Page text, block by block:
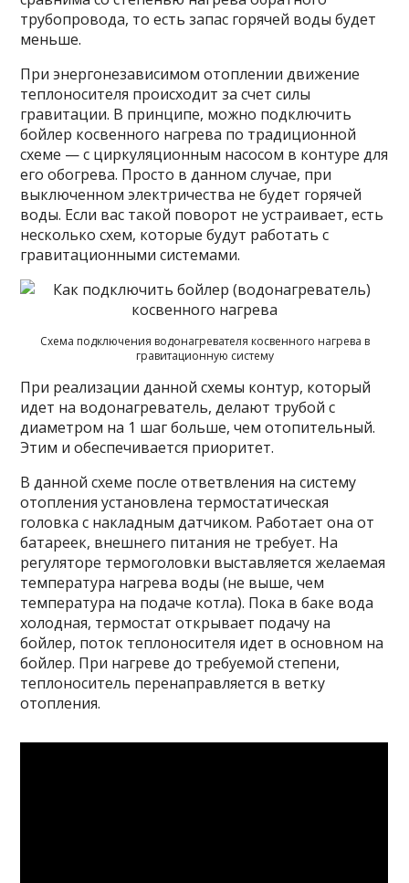
трубопровода, то есть запас горячей воды будет
меньше.
При энергонезависимом отоплении движение
теплоносителя происходит за счет силы
гравитации. В принципе, можно подключить
бойлер косвенного нагрева по традиционной
схеме — с циркуляционным насосом в контуре для
его обогрева. Просто в данном случае, при
выключенном электричества не будет горячей
воды. Если вас такой поворот не устраивает, есть
несколько схем, которые будут работать с
гравитационными системами.
Схема подключения водонагревателя косвенного нагрева в
гравитационную систему
При реализации данной схемы контур, который
идет на водонагреватель, делают трубой с
диаметром на 1 шаг больше, чем отопительный.
Этим и обеспечивается приоритет.
В данной схеме после ответвления на систему
отопления установлена термостатическая
головка с накладным датчиком. Работает она от
батареек, внешнего питания не требует. На
регуляторе термоголовки выставляется желаемая
температура нагрева воды (не выше, чем
температура на подаче котла). Пока в баке вода
холодная, термостат открывает подачу на
бойлер, поток теплоносителя идет в основном на
бойлер. При нагреве до требуемой степени,
теплоноситель перенаправляется в ветку
отопления.